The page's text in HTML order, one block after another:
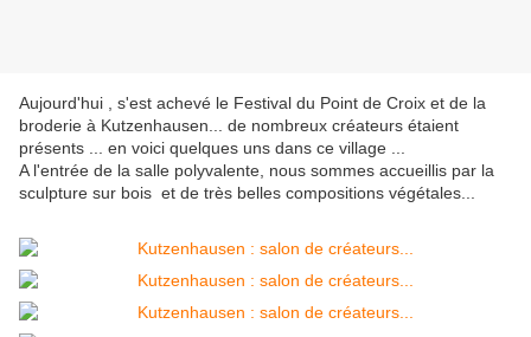
Aujourd'hui , s'est achevé le Festival du Point de Croix et de la
broderie à Kutzenhausen... de nombreux créateurs étaient
présents ... en voici quelques uns dans ce village ...
A l'entrée de la salle polyvalente, nous sommes accueillis par la
sculpture sur bois et de très belles compositions végétales...